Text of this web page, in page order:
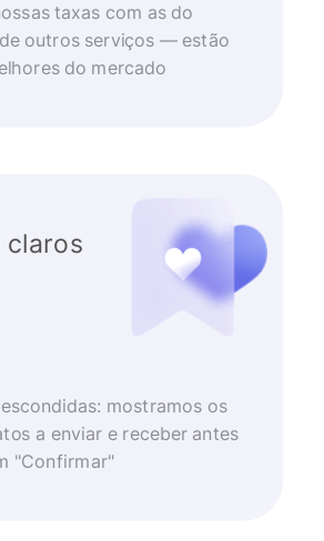
taxas com as do
outros serviços — estão
do mercado
claros
mostramos os
a enviar e receber antes
"Confirmar"